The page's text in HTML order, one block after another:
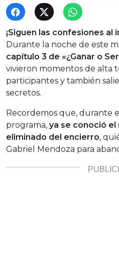
¡Siguen las confesiones al
Durante la noche de este
capítulo 3 de «¿Ganar o
vivieron momentos de alta
participantes y también
secretos.
Recordemos que, durante
programa, ya se conoció
eliminado del encierro,
Gabriel Mendoza para